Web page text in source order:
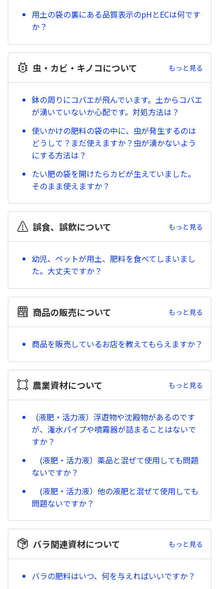
用土の袋の裏にある品質表示のpHとECは何です
か？
虫・カビ・キノコについて もっと見る
鉢の周りにコバエが飛んでいます。土からコバエ
が湧いていないか心配です。対処方法は？
使いかけの肥料の袋の中に、虫が発生するのは
どうして？まだ使えますか？虫が湧かないよう
にする方法は？
たい肥の袋を開けたらカビが生えていました。
そのまま使えますか？
誤食、誤飲について もっと見る
幼児、ペットが用土、肥料を食べてしまいまし
た。大丈夫ですか？
商品の販売について もっと見る
商品を販売しているお店を教えてもらえますか？
農業資材について もっと見る
(液肥・活力液）浮遊物や沈殿物があるのです
が、潅水パイプや噴霧器が詰まることはないで
すか？
(液肥・活力液）薬品と混ぜて使用しても問題
ないですか？
(液肥・活力液）他の液肥と混ぜて使用しても
問題ないですか？
バラ関連資材について もっと見る
バラの肥料はいつ、何を与えればいいですか？